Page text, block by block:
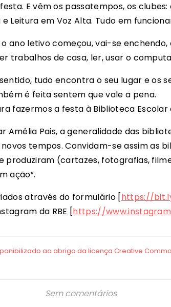
E vêm os passatempos, os
Leitura em Voz Alta. Tudo em
ano letivo começou, vai-se
trabalhos de casa, ler, usar o
tudo encontra o seu lugar e os
é feita sentem que vale a pena.
fazermos a festa à Biblioteca Escolar
Amélia Pais, a generalidade das
tempos. Convidam-se assim as
produziram (cartazes, fotografias,
ação”.
através do formulário [https://
da RBE [https://
Sem comentários